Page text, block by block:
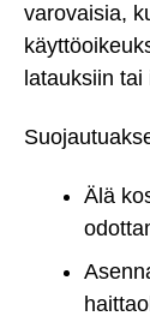
varovaisia,
latauksiin
Älä